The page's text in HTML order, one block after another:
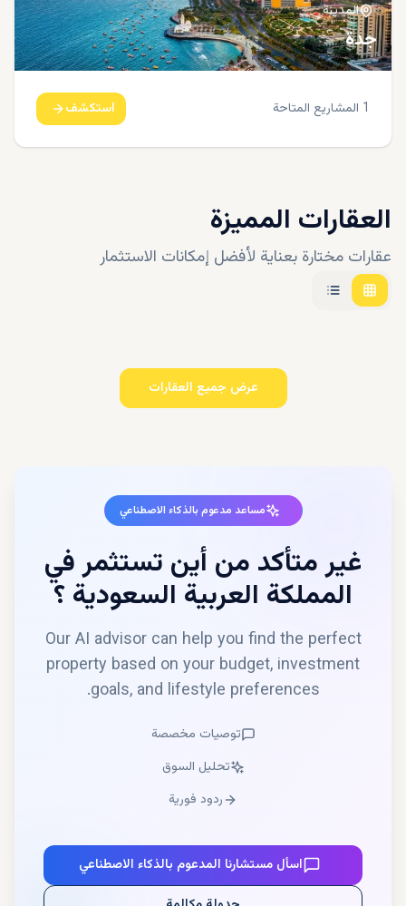
المدينة
جدة
1 المشاريع المتاحة استكشف
العقارات المميزة
عقارات مختارة بعناية لأفضل إمكانات الاستثمار
عرض جميع العقارات
مساعد مدعوم بالذكاء الاصطناعي
غير متأكد من أين تستثمر في
المملكة العربية السعودية؟
Our AI advisor can help you find the perfect
property based on your budget, investment
goals, and lifestyle preferences.
توصيات مخصصة
تحليل السوق
ردود فورية
اسأل مستشارنا المدعوم بالذكاء الاصطناعي